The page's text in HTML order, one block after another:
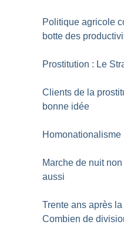
Politique agricole
botte des
Prostitution : Le
Clients de la
bonne idée
Marche de nuit
aussi
Trente ans après
Combien de